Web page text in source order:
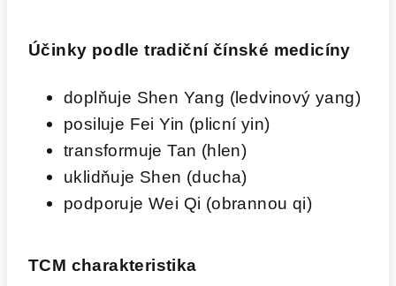
Účinky podle tradiční čínské medicíny
doplňuje Shen Yang (ledvinový yang)
posiluje Fei Yin (plicní yin)
transformuje Tan (hlen)
uklidňuje Shen (ducha)
podporuje Wei Qi (obrannou qi)
TCM charakteristika